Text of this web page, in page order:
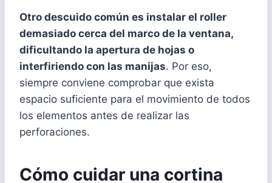
Otro descuido común es instalar el roller
demasiado cerca del marco de la ventana,
dificultando la apertura de hojas o
interfiriendo con las manijas. Por eso,
siempre conviene comprobar que exista
espacio suficiente para el movimiento de todos
los elementos antes de realizar las
perforaciones.
Cómo cuidar una cortina